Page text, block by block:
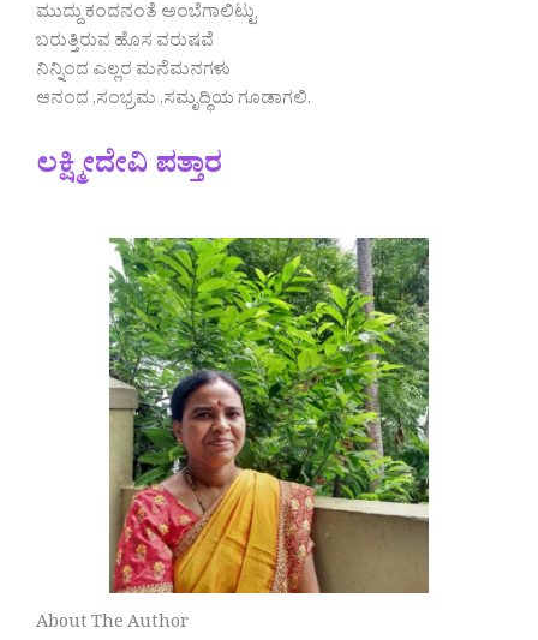
ಮುದ್ದು ಕಂದನಂತೆ ಅಂಬೆಗಾಲಿಟ್ಟು
ಬರುತ್ತಿರುವ ಹೊಸ ವರುಷವೆ
ನಿನ್ನಿಂದ ಎಲ್ಲರ ಮನೆಮನಗಳು
ಆನಂದ ,ಸಂಭ್ರಮ ,ಸಮೃದ್ಧಿಯ ಗೂಡಾಗಲಿ.
ಲಕ್ಷ್ಮೀದೇವಿ ಪತ್ತಾರ
About The Author